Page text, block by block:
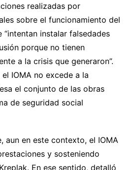
realizadas por
sobre el funcionamiento del
“intentan instalar falsedades
porque no tienen
a la crisis que generaron”.
IOMA no excede a la
el conjunto de las obras
de seguridad social
aun en este contexto, el IOMA
y sosteniendo
En ese sentido, detalló